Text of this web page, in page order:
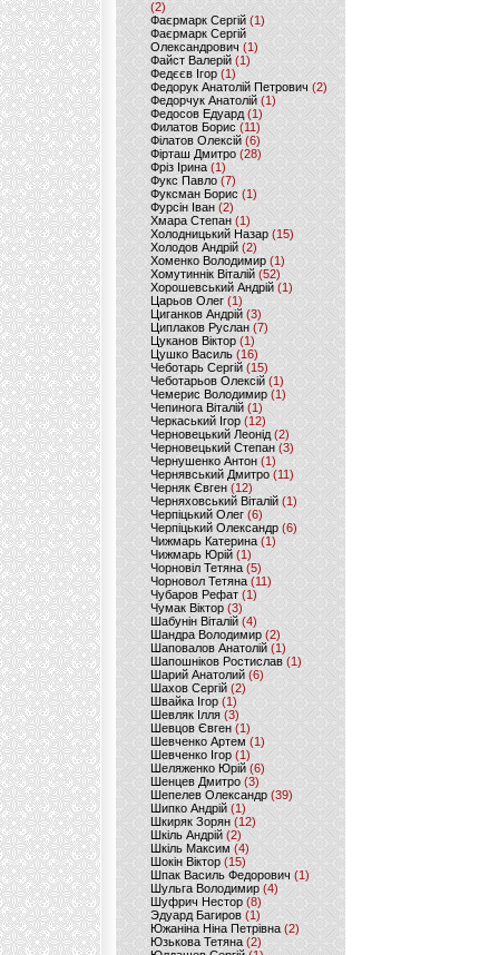
(2)
Фаєрмарк Сергій(1)
Фаєрмарк Сергій
Олександрович (1)
Файст Валерій(1)
Федєєв Ігор (1)
Федорук Анатолій Петрович (2)
Федорчук Анатолій (1)
Федосов Едуард (1)
Филатов Борис (11)
Філатов Олексій (6)
Фірташ Дмитро (28)
Фріз Ірина (1)
Фукс Павло (7)
Фуксман Борис (1)
Фурсін Іван (2)
Хмара Степан(1)
Холодницький Назар(15)
Холодов Андрій (2)
Хоменко Володимир (1)
Хомутиннік Віталій (52)
Хорошевський Андрій (1)
Царьов Олег (1)
Циганков Андрій (3)
Циплаков Руслан(7)
Цуканов Віктор (1)
Цушко Василь (16)
Чеботарь Сергій (15)
Чеботарьов Олексій (1)
Чемерис Володимир (1)
Чепинога Віталій (1)
Черкаський Ігор (12)
Черновецький Леонід(2)
Черновецький Степан (3)
Чернушенко Антон (1)
Чернявський Дмитро(11)
Черняк Євген(12)
Черняховський Віталій (1)
Черпіцький Олег (6)
Черпіцький Олександр (6)
Чижмарь Катерина (1)
Чижмарь Юрій (1)
Чорновіл Тетяна (5)
Чорновол Тетяна (11)
Чубаров Рефат (1)
Чумак Віктор(3)
Шабунін Віталій (4)
Шандра Володимир (2)
Шаповалов Анатолій(1)
Шапошніков Ростислав(1)
Шарий Анатолий(6)
Шахов Сергій(2)
Швайка Ігор (1)
Шевляк Ілля (3)
Шевцов Євген (1)
Шевченко Артем(1)
Шевченко Ігор(1)
Шеляженко Юрій (6)
Шенцев Дмитро (3)
Шепелев Олександр (39)
Шипко Андрій(1)
Шкиряк Зорян(12)
Шкіль Андрій(2)
Шкіль Максим (4)
Шокін Віктор (15)
Шпак Василь Федорович (1)
Шульга Володимир (4)
Шуфрич Нестор(8)
Эдуард Багиров (1)
Южаніна Ніна Петрівна (2)
Юзькова Тетяна(2)